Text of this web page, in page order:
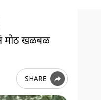
मोठी खळबळ
SHARE